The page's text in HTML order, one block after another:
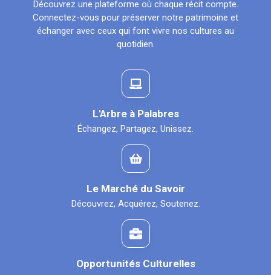
Découvrez une plateforme où chaque récit compte.
Connectez-vous pour préserver notre patrimoine et
échanger avec ceux qui font vivre nos cultures au
quotidien.
L'Arbre à Palabres
Échangez, Partagez, Unissez.
Le Marché du Savoir
Découvrez, Acquérez, Soutenez.
Opportunités Culturelles